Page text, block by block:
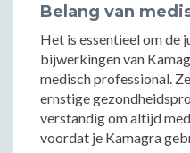
Belang van
Het is essentieel om de
bijwerkingen van
medisch professional.
ernstige
verstandig om altijd
voordat je Kamagra